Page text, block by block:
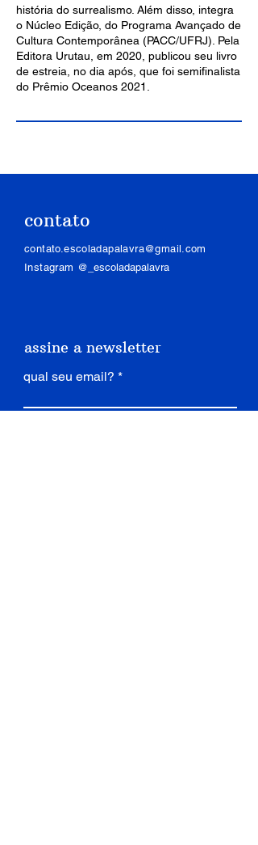
história do surrealismo. Além disso, integra
o Núcleo Edição, do Programa Avançado de
Cultura Contemporânea (PACC/UFRJ). Pela
Editora Urutau, em 2020, publicou seu livro
de estreia, no dia após, que foi semifinalista
do Prêmio Oceanos 2021.
contato
contato.escoladapalavra@gmail.com
Instagram @_escoladapalavra
assine a newsletter
qual seu email?